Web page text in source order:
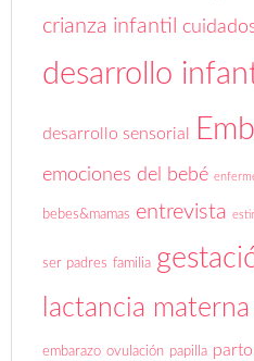
crianza infantil
desarrollo
desarrollo sensorial
emociones del bebé
bebes&mamas entrevista
ser padres familia
lactancia materna
embarazo ovulación papilla parto